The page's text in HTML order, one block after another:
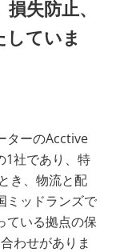
失防止、
していま
ターのAcctive
1社であり、特
き、物流と配
ミッドランズで
ている拠点の保
わせがありま